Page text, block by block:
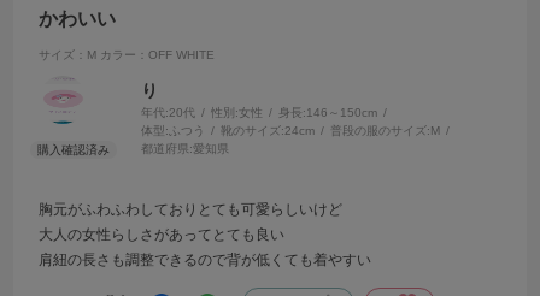
かわいい
サイズ：M カラー：OFF WHITE
り
年代:20代 性別:女性 身長:146～150cm
体型: ふつう 靴のサイズ:24cm 普段の服のサイズ:M
都道府県:愛知県
胸元がふわふわしておりとても可愛らしいけど
大人の女性らしさがあってとても良い
肩紐の長さも調整できるので背が低くても着やすい